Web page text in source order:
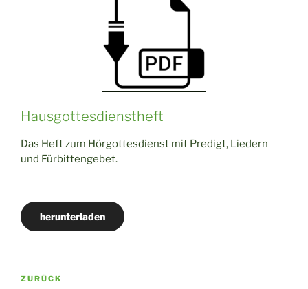
Hausgottesdienstheft
Das Heft zum Hörgottesdienst mit Predigt, Liedern
und Fürbittengebet.
herunterladen
Beitragsnavigation
Vorheriger
ZURÜCK